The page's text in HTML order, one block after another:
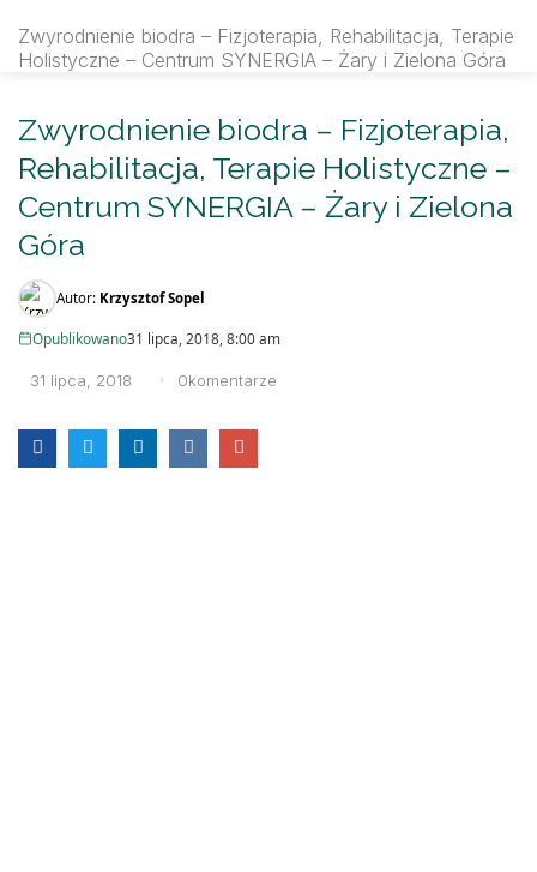
Zwyrodnienie biodra – Fizjoterapia, Rehabilitacja, Terapie
Holistyczne – Centrum SYNERGIA – Żary i Zielona Góra
Zwyrodnienie biodra – Fizjoterapia,
Rehabilitacja, Terapie Holistyczne –
Centrum SYNERGIA – Żary i Zielona
Góra
Autor: Krzysztof Sopel
Opublikowano31 lipca, 2018, 8:00 am
31 lipca, 2018 0komentarze